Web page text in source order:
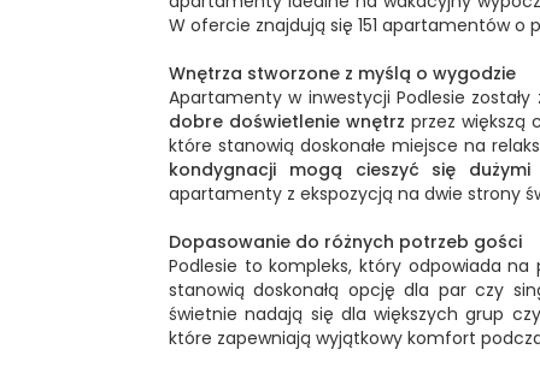
W ofercie znajdują się 151 apartamentów
Wnętrza stworzone z myślą o wygodzie
Apartamenty w inwestycji Podlesie
dobre doświetlenie wnętrz przez większą
które stanowią doskonałe miejsce na
kondygnacji mogą cieszyć się dużymi
apartamenty z ekspozycją na dwie strony
Dopasowanie do różnych potrzeb gości
Podlesie to kompleks, który odpowiada
stanowią doskonałą opcję dla par czy
świetnie nadają się dla większych grup
które zapewniają wyjątkowy komfort